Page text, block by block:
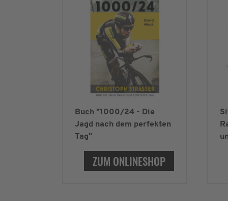
Buch "1000/24 - Die
Jagd nach dem perfekten
Tag"
ZUM ONLINESHOP